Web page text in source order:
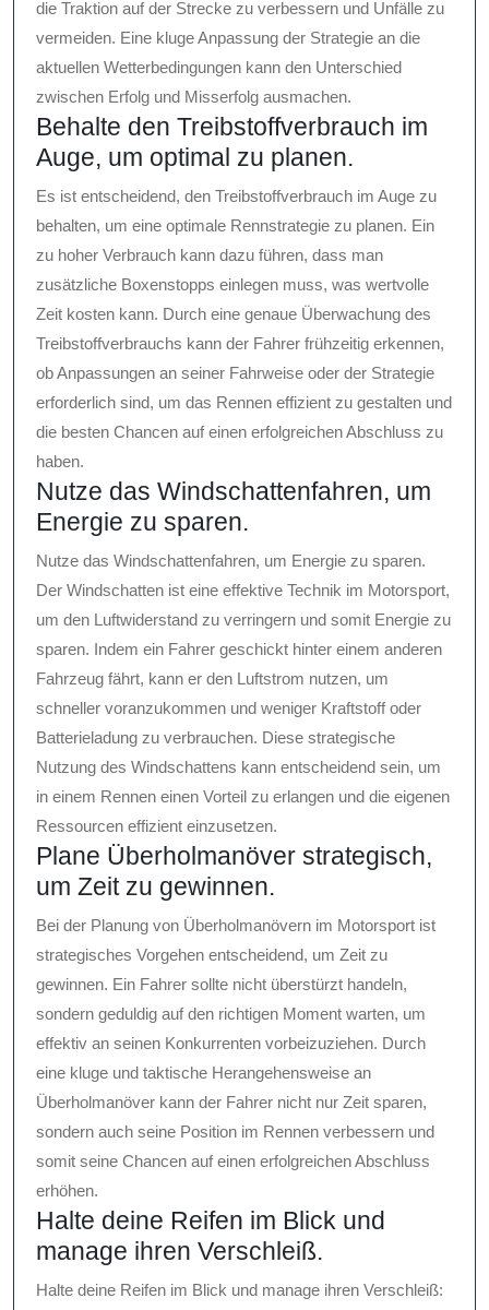
die Traktion auf der Strecke zu verbessern und Unfälle zu
vermeiden. Eine kluge Anpassung der Strategie an die
aktuellen Wetterbedingungen kann den Unterschied
zwischen Erfolg und Misserfolg ausmachen.
Behalte den Treibstoffverbrauch im
Auge, um optimal zu planen.
Es ist entscheidend, den Treibstoffverbrauch im Auge zu
behalten, um eine optimale Rennstrategie zu planen. Ein
zu hoher Verbrauch kann dazu führen, dass man
zusätzliche Boxenstopps einlegen muss, was wertvolle
Zeit kosten kann. Durch eine genaue Überwachung des
Treibstoffverbrauchs kann der Fahrer frühzeitig erkennen,
ob Anpassungen an seiner Fahrweise oder der Strategie
erforderlich sind, um das Rennen effizient zu gestalten und
die besten Chancen auf einen erfolgreichen Abschluss zu
haben.
Nutze das Windschattenfahren, um
Energie zu sparen.
Nutze das Windschattenfahren, um Energie zu sparen.
Der Windschatten ist eine effektive Technik im Motorsport,
um den Luftwiderstand zu verringern und somit Energie zu
sparen. Indem ein Fahrer geschickt hinter einem anderen
Fahrzeug fährt, kann er den Luftstrom nutzen, um
schneller voranzukommen und weniger Kraftstoff oder
Batterieladung zu verbrauchen. Diese strategische
Nutzung des Windschattens kann entscheidend sein, um
in einem Rennen einen Vorteil zu erlangen und die eigenen
Ressourcen effizient einzusetzen.
Plane Überholmanöver strategisch,
um Zeit zu gewinnen.
Bei der Planung von Überholmanövern im Motorsport ist
strategisches Vorgehen entscheidend, um Zeit zu
gewinnen. Ein Fahrer sollte nicht überstürzt handeln,
sondern geduldig auf den richtigen Moment warten, um
effektiv an seinen Konkurrenten vorbeizuziehen. Durch
eine kluge und taktische Herangehensweise an
Überholmanöver kann der Fahrer nicht nur Zeit sparen,
sondern auch seine Position im Rennen verbessern und
somit seine Chancen auf einen erfolgreichen Abschluss
erhöhen.
Halte deine Reifen im Blick und
manage ihren Verschleiß.
Halte deine Reifen im Blick und manage ihren Verschleiß: